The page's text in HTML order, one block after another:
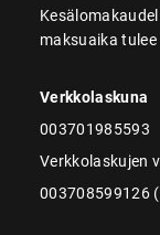
maksuaika
Verkkolaskuna
003701985593
Verkkolaskujen
003708599126